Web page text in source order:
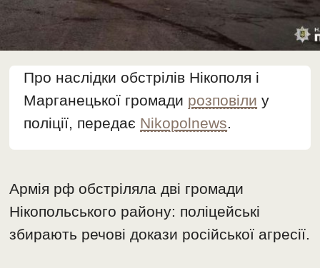
Про наслідки обстрілів Нікополя і
Марганецької громади розповіли у
поліції, передає Nikopolnews.
Армія рф обстріляла дві громади
Нікопольського району: поліцейські
збирають речові докази російської агресії.